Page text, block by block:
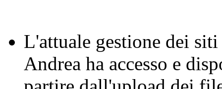
L'attuale gestione dei
Andrea ha accesso e